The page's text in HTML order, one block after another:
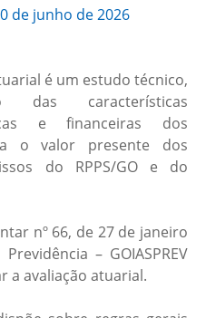
de junho de 2026
é um estudo técnico,
características
e financeiras dos
o valor presente dos
do RPPS/GO e do
nº 66, de 27 de janeiro
– GOIASPREV
a avaliação atuarial.